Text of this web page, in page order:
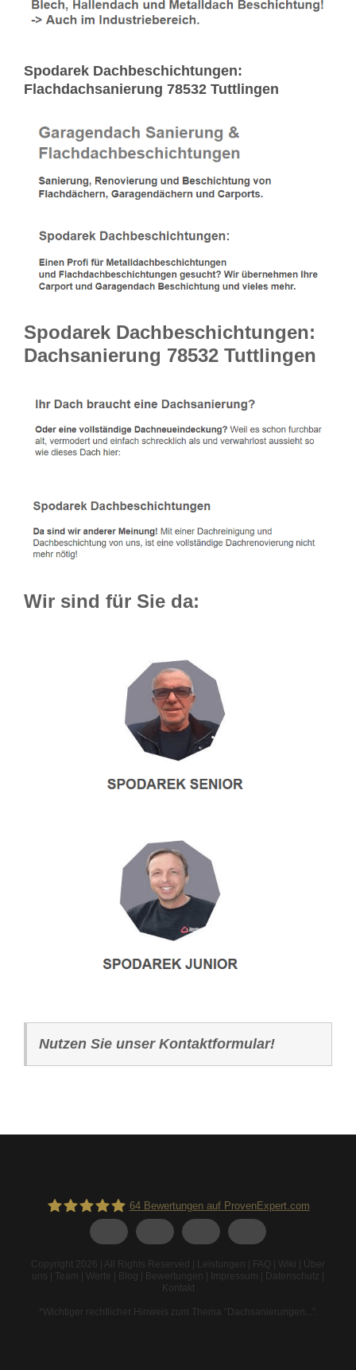
Spodarek Dachbeschichtungen:
Flachdachsanierung 78532 Tuttlingen
Spodarek Dachbeschichtungen:
Dachsanierung 78532 Tuttlingen
Wir sind für Sie da:
Nutzen Sie unser Kontaktformular!
64Bewertungen auf ProvenExpert.com
Copyright 2026 | All Rights Reserved | Leistungen FAQ Wiki
Über
uns
Team Werte Blog Bewertungen Impressum Datenschutz
Kontakt
*Wichtiger rechtlicher Hinweis zum Thema “Dachsanierungen...” .